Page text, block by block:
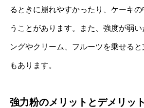
るときに崩れやすかったり、ケーキの
うことがあります。また、強度が弱
ングやクリーム、フルーツを乗せる
もあります。
強力粉のメリットとデメリット